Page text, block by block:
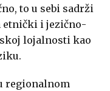
to u sebi sadrži
i jezično-
lojalnosti kao
regionalnom